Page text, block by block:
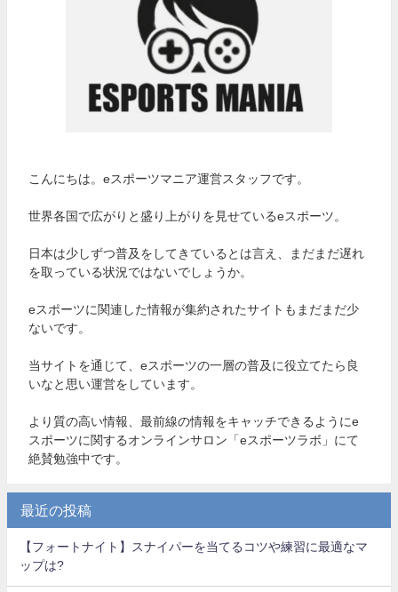
こんにちは。eスポーツマニア運営スタッフです。
世界各国で広がりと盛り上がりを見せているeスポーツ。
日本は少しずつ普及をしてきているとは言え、まだまだ遅れ
を取っている状況ではないでしょうか。
eスポーツに関連した情報が集約されたサイトもまだまだ少
ないです。
当サイトを通じて、eスポーツの一層の普及に役立てたら良
いなと思い運営をしています。
より質の高い情報、最前線の情報をキャッチできるようにe
スポーツに関するオンラインサロン「eスポーツラボ」にて
絶賛勉強中です。
最近の投稿
【フォートナイト】スナイパーを当てるコツや練習に最適なマ
ップは?